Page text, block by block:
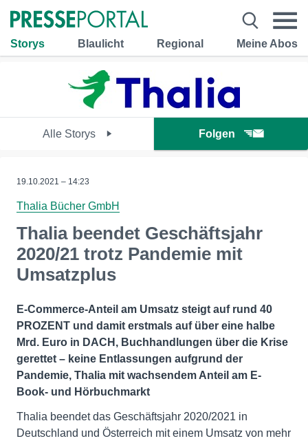
Storys Blaulicht Regional Meine Abos
Alle Storys Folgen
19.10.2021 – 14:23
Thalia Bücher GmbH
Thalia beendet Geschäftsjahr
2020/21 trotz Pandemie mit
Umsatzplus
E-Commerce-Anteil am Umsatz steigt auf rund 40
PROZENT und damit erstmals auf über eine halbe
Mrd. Euro in DACH, Buchhandlungen über die Krise
gerettet – keine Entlassungen aufgrund der
Pandemie, Thalia mit wachsendem Anteil am E-
Book- und Hörbuchmarkt
Thalia beendet das Geschäftsjahr 2020/2021 in
Deutschland und Österreich mit einem Umsatz von mehr